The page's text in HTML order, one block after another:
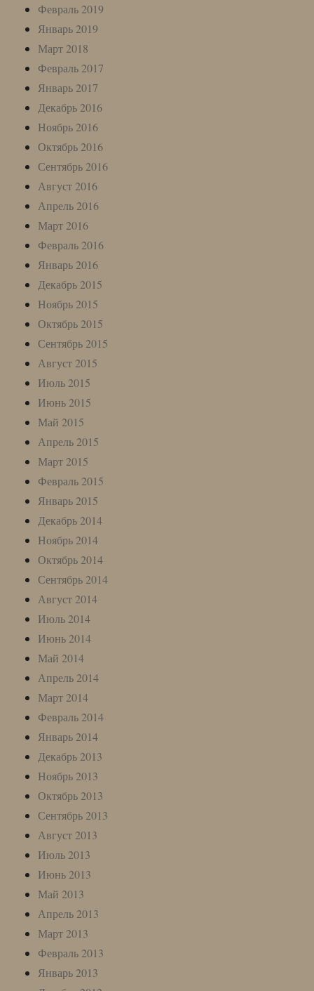
Февраль 2019
Январь 2019
Март 2018
Февраль 2017
Январь 2017
Декабрь 2016
Ноябрь 2016
Октябрь 2016
Сентябрь 2016
Август 2016
Апрель 2016
Март 2016
Февраль 2016
Январь 2016
Декабрь 2015
Ноябрь 2015
Октябрь 2015
Сентябрь 2015
Август 2015
Июль 2015
Июнь 2015
Май 2015
Апрель 2015
Март 2015
Февраль 2015
Январь 2015
Декабрь 2014
Ноябрь 2014
Октябрь 2014
Сентябрь 2014
Август 2014
Июль 2014
Июнь 2014
Май 2014
Апрель 2014
Март 2014
Февраль 2014
Январь 2014
Декабрь 2013
Ноябрь 2013
Октябрь 2013
Сентябрь 2013
Август 2013
Июль 2013
Июнь 2013
Май 2013
Апрель 2013
Март 2013
Февраль 2013
Январь 2013